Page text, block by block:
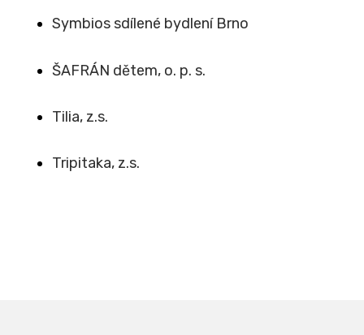
Symbios sdílené bydlení Brno
ŠAFRÁN dětem, o. p. s.
Tilia, z.s.
Tripitaka, z.s.